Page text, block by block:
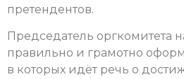
претендентов.
Председатель оргкомитета
правильно и грамотно
в которых идёт речь о